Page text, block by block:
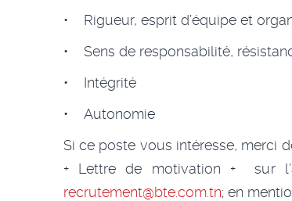
• Rigueur, esprit d’équipe et
• Sens de responsabilité,
• Intégrité
• Autonomie
Si ce poste vous intéresse, merci
+ Lettre de motivation + sur
recrutement@bte.com.tn; en